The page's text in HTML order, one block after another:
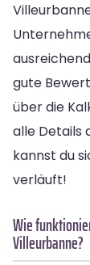
gute
über die
alle Details
kannst du
verläuft!
Wie
Villeurbanne?